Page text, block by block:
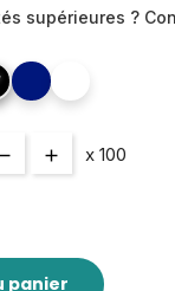
supérieures ?
x 100
panier